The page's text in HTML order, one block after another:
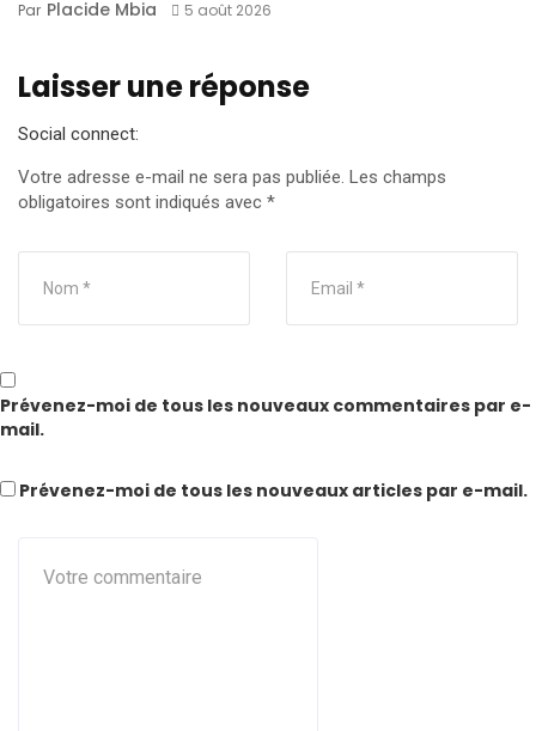
Par Placide Mbia 5 août 2026
Laisser une réponse
Social connect:
Votre adresse e-mail ne sera pas publiée. Les champs
obligatoires sont indiqués avec *
Prévenez-moi de tous les nouveaux commentaires par e-
mail.
Prévenez-moi de tous les nouveaux articles par e-mail.